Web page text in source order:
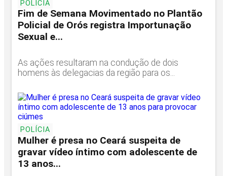
POLÍCIA
Fim de Semana Movimentado no Plantão
Policial de Orós registra Importunação
Sexual e...
As ações resultaram na condução de dois
homens às delegacias da região para os...
POLÍCIA
Mulher é presa no Ceará suspeita de
gravar vídeo íntimo com adolescente de
13 anos...